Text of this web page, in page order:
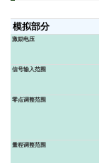
模拟部分
激励电压
信号输入范围
零点调整范围
量程调整范围